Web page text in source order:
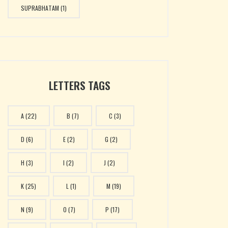
SUPRABHATAM (1)
LETTERS TAGS
A(22) B (7) C (3)
D (6) E(2) G (2)
H (3) I (2) J (2)
K(25) L (1) M (19)
N (9) O (7) P (17)